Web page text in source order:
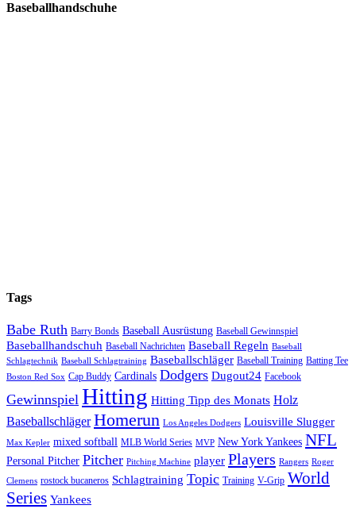
Baseballhandschuhe
Tags
Babe Ruth Barry Bonds Baseball Ausrüstung Baseball Gewinnspiel
Baseballhandschuh Baseball Nachrichten Baseball Regeln Baseball
Schlagtechnik Baseball Schlagtraining Baseballschläger Baseball Training Batting Tee
Boston Red Sox Cap Buddy Cardinals Dodgers Dugout24 Facebook
Gewinnspiel Hitting Hitting Tipp des Monats Holz
Baseballschläger Homerun Los Angeles Dodgers Louisville Slugger
Max Kepler mixed softball MLB World Series MVP New York Yankees NFL
Personal Pitcher Pitcher Pitching Machine player Players Rangers Roger
Clemens rostock bucaneros Schlagtraining Topic Training V-Grip World
Series Yankees